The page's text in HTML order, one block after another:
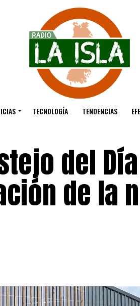
TECNOLOGÍA TENDENCIAS
del
de la